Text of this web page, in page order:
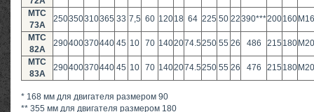
MTC
73A
250350310365 33 7,5 60 12018 64 225 50 22390***200160
MTC
82A
290400370440 45 10 70 1402074.5250 55 26 486 215 180
MTC
83A
290400370440 45 10 70 1402074.5250 55 26 476 215 180
* 168 мм для двигателя размером 90
** 355 мм для двигателя размером 180